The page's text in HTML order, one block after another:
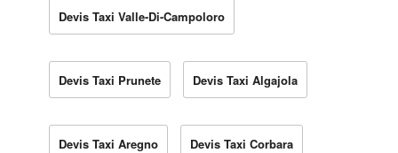
Devis Taxi Valle-Di-Campoloro
Devis Taxi Prunete Devis Taxi Algajola
Devis Taxi Aregno Devis Taxi Corbara